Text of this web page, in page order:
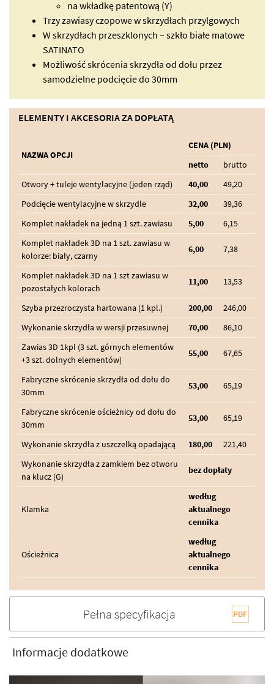
na wkładkę patentową (Y)
Trzy zawiasy czopowe w skrzydłach przylgowych
W skrzydłach przeszklonych – szkło białe matowe
SATINATO
Możliwość skrócenia skrzydła od dołu przez
samodzielne podcięcie do 30mm
ELEMENTY I AKCESORIA ZA DOPŁATĄ
NAZWA OPCJI
CENA (PLN)
netto
brutto
Otwory + tuleje wentylacyjne (jeden rząd)
40,00
49,20
Podcięcie wentylacyjne w skrzydle
32,00
39,36
Komplet nakładek na jedną 1 szt. zawiasu
5,00
6,15
Komplet nakładek 3D na 1 szt. zawiasu w
kolorze: biały, czarny
6,00 7,38
Komplet nakładek 3D na 1 szt zawiasu w
pozostałych kolorach
11,00 13,53
Szyba przezroczysta hartowana (1 kpl.) 200,00
246,00
Wykonanie skrzydła w wersji przesuwnej
70,00
86,10
Zawias 3D 1kpl (3 szt. górnych elementów
+3 szt. dolnych elementów)
55,00 67,65
Fabryczne skrócenie skrzydła od dołu do
30mm
53,00 65,19
Fabryczne skrócenie ościeżnicy od dołu do
30mm
53,00 65,19
Wykonanie skrzydła z uszczelką opadającą 180,00
221,40
Wykonanie skrzydła z zamkiem bez otworu
na klucz (G)
bez dopłaty
Klamka
według
aktualnego
cennika
Ościeżnica
według
aktualnego
cennika
Pełna specyfikacja
Informacje dodatkowe